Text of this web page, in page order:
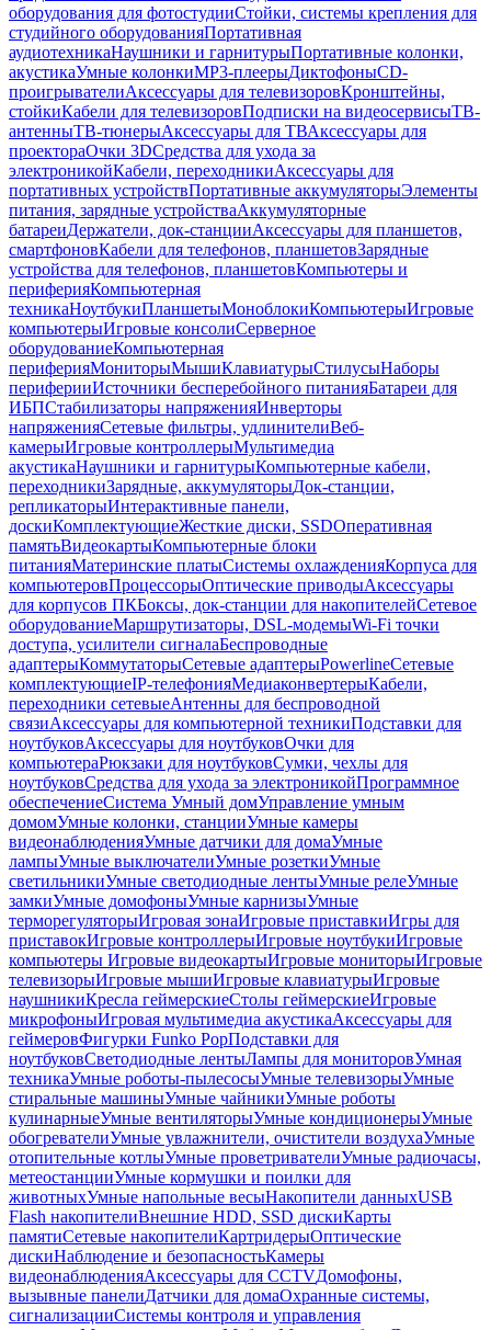
оборудования для фотостудииСтойки, системы крепления для
студийного оборудованияПортативная
аудиотехникаНаушники и гарнитурыПортативные колонки,
акустикаУмные колонкиMP3-плеерыДиктофоныCD-
проигрывателиАксессуары для телевизоровКронштейны,
стойкиКабели для телевизоровПодписки на видеосервисыТВ-
антенныТВ-тюнерыАксессуары для ТВАксессуары для
проектораОчки 3DСредства для ухода за
электроникойКабели, переходникиАксессуары для
портативных устройствПортативные аккумуляторыЭлементы
питания, зарядные устройстваАккумуляторные
батареиДержатели, док-станцииАксессуары для планшетов,
смартфоновКабели для телефонов, планшетовЗарядные
устройства для телефонов, планшетовКомпьютеры и
периферияКомпьютерная
техникаНоутбукиПланшетыМоноблокиКомпьютерыИгровые
компьютерыИгровые консолиСерверное
оборудованиеКомпьютерная
периферияМониторыМышиКлавиатурыСтилусыНаборы
периферииИсточники бесперебойного питанияБатареи для
ИБПСтабилизаторы напряженияИнверторы
напряженияСетевые фильтры, удлинителиВеб-
камерыИгровые контроллерыМультимедиа
акустикаНаушники и гарнитурыКомпьютерные кабели,
переходникиЗарядные, аккумуляторыДок-станции,
репликаторыИнтерактивные панели,
доскиКомплектующиеЖесткие диски, SSDОперативная
памятьВидеокартыКомпьютерные блоки
питанияМатеринские платыСистемы охлажденияКорпуса для
компьютеровПроцессорыОптические приводыАксессуары
для корпусов ПКБоксы, док-станции для накопителейСетевое
оборудованиеМаршрутизаторы, DSL-модемыWi-Fi точки
доступа, усилители сигналаБеспроводные
адаптерыКоммутаторыСетевые адаптерыPowerlineСетевые
комплектующиеIP-телефонияМедиаконвертерыКабели,
переходники сетевыеАнтенны для беспроводной
связиАксессуары для компьютерной техникиПодставки для
ноутбуковАксессуары для ноутбуковОчки для
компьютераРюкзаки для ноутбуковСумки, чехлы для
ноутбуковСредства для ухода за электроникойПрограммное
обеспечениеСистема Умный домУправление умным
домомУмные колонки, станцииУмные камеры
видеонаблюденияУмные датчики для домаУмные
лампыУмные выключателиУмные розеткиУмные
светильникиУмные светодиодные лентыУмные релеУмные
замкиУмные домофоныУмные карнизыУмные
терморегуляторыИгровая зонаИгровые приставкиИгры для
приставокИгровые контроллерыИгровые ноутбукиИгровые
компьютеры Игровые видеокартыИгровые мониторыИгровые
телевизорыИгровые мышиИгровые клавиатурыИгровые
наушникиКресла геймерскиеСтолы геймерскиеИгровые
микрофоныИгровая мультимедиа акустикаАксессуары для
геймеровФигурки Funko PopПодставки для
ноутбуковСветодиодные лентыЛампы для мониторовУмная
техникаУмные роботы-пылесосыУмные телевизорыУмные
стиральные машиныУмные чайникиУмные роботы
кулинарныеУмные вентиляторыУмные кондиционерыУмные
обогревателиУмные увлажнители, очистители воздухаУмные
отопительные котлыУмные проветривателиУмные радиочасы,
метеостанцииУмные кормушки и поилки для
животныхУмные напольные весыНакопители данныхUSB
Flash накопителиВнешние HDD, SSD дискиКарты
памятиСетевые накопителиКартридерыОптические
дискиНаблюдение и безопасностьКамеры
видеонаблюденияАксессуары для CCTVДомофоны,
вызывные панелиДатчики для домаОхранные системы,
сигнализацииСистемы контроля и управления